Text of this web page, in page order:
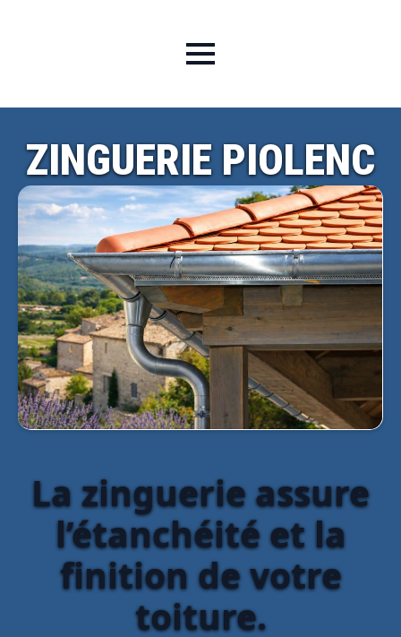
ZINGUERIE PIOLENC
La zinguerie assure
l’étanchéité et la
finition de votre
toiture.